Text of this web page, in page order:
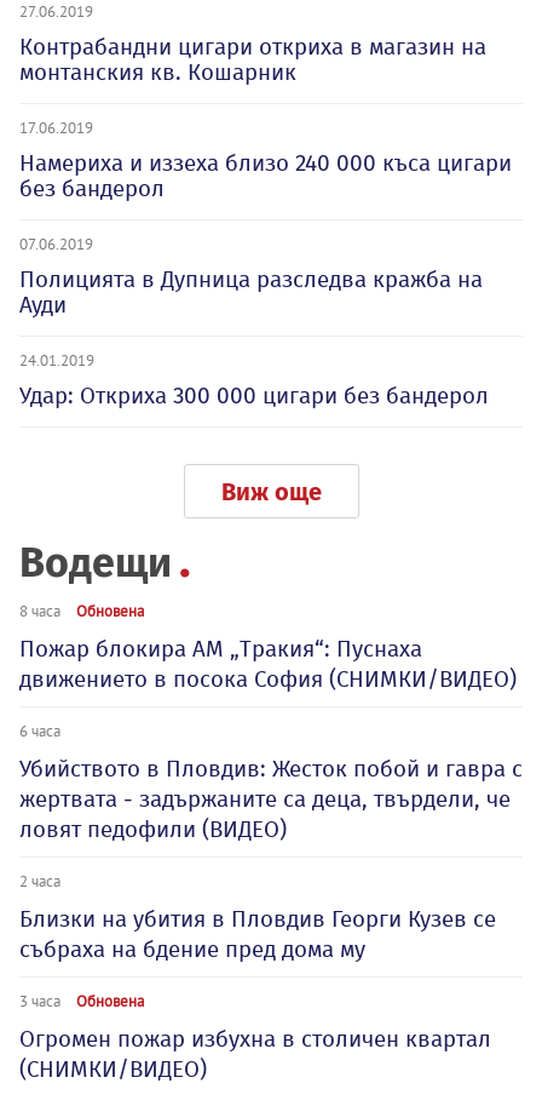
27.06.2019
Контрабандни цигари откриха в магазин на
монтанския кв. Кошарник
17.06.2019
Намериха и иззеха близо 240 000 къса цигари
без бандерол
07.06.2019
Полицията в Дупница разследва кражба на
Ауди
24.01.2019
Удар: Откриха 300 000 цигари без бандерол
Виж още
Водещи
8 часа Обновена
Пожар блокира АМ „Тракия“: Пуснаха
движението в посока София (СНИМКИ/ВИДЕО)
6 часа
Убийството в Пловдив: Жесток побой и гавра с
жертвата - задържаните са деца, твърдели, че
ловят педофили (ВИДЕО)
2 часа
Близки на убития в Пловдив Георги Кузев се
събраха на бдение пред дома му
3 часа Обновена
Огромен пожар избухна в столичен квартал
(СНИМКИ/ВИДЕО)